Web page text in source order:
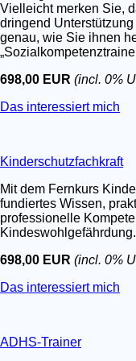
Vielleicht merken Sie,
dringend
genau, wie Sie ihnen
698,00 EUR (incl. 0%
Das interessiert mich
Kinderschutzfachkraft
Mit dem Fernkurs
fundiertes Wissen,
professionelle
Kindeswohlgefährdung.
698,00 EUR (incl. 0%
Das interessiert mich
ADHS-Trainer